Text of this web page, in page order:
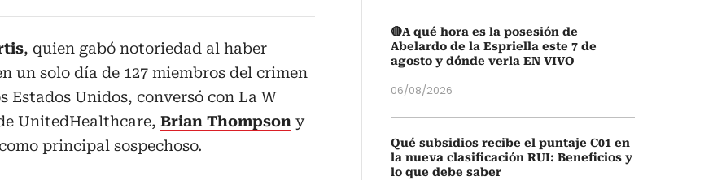
, quien gabó notoriedad al haber
un solo día de 127 miembros del crimen
Estados Unidos, conversó con La W
UnitedHealthcare, Brian Thompson y
como principal sospechoso.
🔴A qué hora es la posesión de
Abelardo de la Espriella este 7 de
agosto y dónde verla EN VIVO
06/08/2026
Qué subsidios recibe el puntaje C01 en
la nueva clasificación RUI: Beneficios y
lo que debe saber